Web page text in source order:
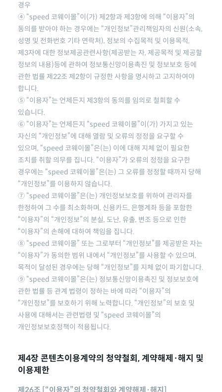
경우
④ “speed 코웨이몰”이(가) 제2항과 제3항에 의해 “이용자”의
동의를 받아야 하는 경우에는 “개인정보”관리책임자의 신원(소속,
성명 및 전화번호 기타 연락처), 정보의 수집목적 및 이용목적,
제3자에 대한 정보제공관련사항(제공받는 자, 제공목적 및 제공할
정보의 내용)등에 관하여 정보통신망이용촉진 및 정보보호 등에
관한 법률 제22조 제2항이 규정한 사항을 명시하고 고지하여야
합니다.
⑤ “이용자”는 언제든지 제3항의 동의를 임의로 철회할 수
있습니다.
⑥ “이용자”는 언제든지 “speed 코웨이몰”이(가) 가지고 있는
자신의 “개인정보”에 대해 열람 및 오류의 정정을 요구할 수
있으며, “speed 코웨이몰”은(는) 이에 대해 지체 없이 필요한
조치를 취할 의무를 집니다. “이용자”가 오류의 정정을 요구한
경우에는 “speed 코웨이몰”은(는) 그 오류를 정정할 때까지 당해
“개인정보”를 이용하지 않습니다.
⑦ “speed 코웨이몰”은(는) 개인정보보호를 위하여 관리자를
한정하여 그 수를 최소화하며, 신용카드, 은행계좌 등을 포함한
“이용자”의 “개인정보”의 분실, 도난, 유출, 변조 등으로 인한
“이용자”의 손해에 대하여 책임을 집니다.
⑧ “speed 코웨이몰” 또는 그로부터 “개인정보”를 제공받은 자는
“이용자”가 동의한 범위 내에서 “개인정보”를 사용할 수 있으며,
목적이 달성된 경우에는 당해 “개인정보”를 지체 없이 파기합니다.
⑨ “speed 코웨이몰”은(는) 정보통신망이용촉진 및 정보보호에
관한 법률 등 관계 법령이 정하는 바에 따라 “이용자”의
“개인정보”를 보호하기 위해 노력합니다. “개인정보”의 보호 및
사용에 대해서는 관련법령 및 “speed 코웨이몰”의
개인정보보호정책이 적용됩니다.
제4장 콘텐츠이용계약의 청약철회, 계약해제·해지 및
이용제한
제26조 [“이용자”의 청약철회와 계약해제·해지]